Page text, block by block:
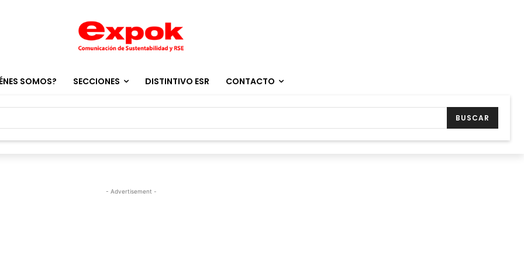
SOMOS? SECCIONES DISTINTIVO ESR CONTACTO
BUSCAR
- Advertisement -